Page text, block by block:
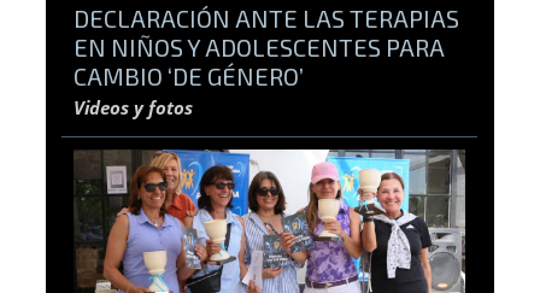
DECLARACIÓN ANTE LAS TERAPIAS
EN NIÑOS Y ADOLESCENTES PARA
CAMBIO ‘DE GÉNERO’
Videos y fotos